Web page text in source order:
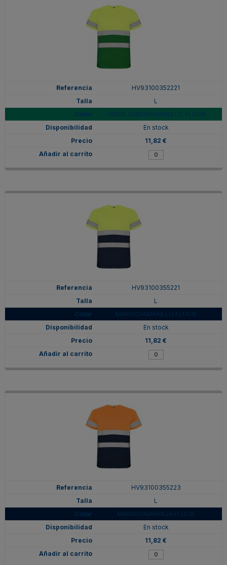
HV93100352221
L
En stock
11,82 €
HV93100355221
L
MARINO/AMARILLO FLUOR
En stock
11,82 €
HV93100355223
L
MARINO/NARANJA FLUOR
En stock
11,82 €